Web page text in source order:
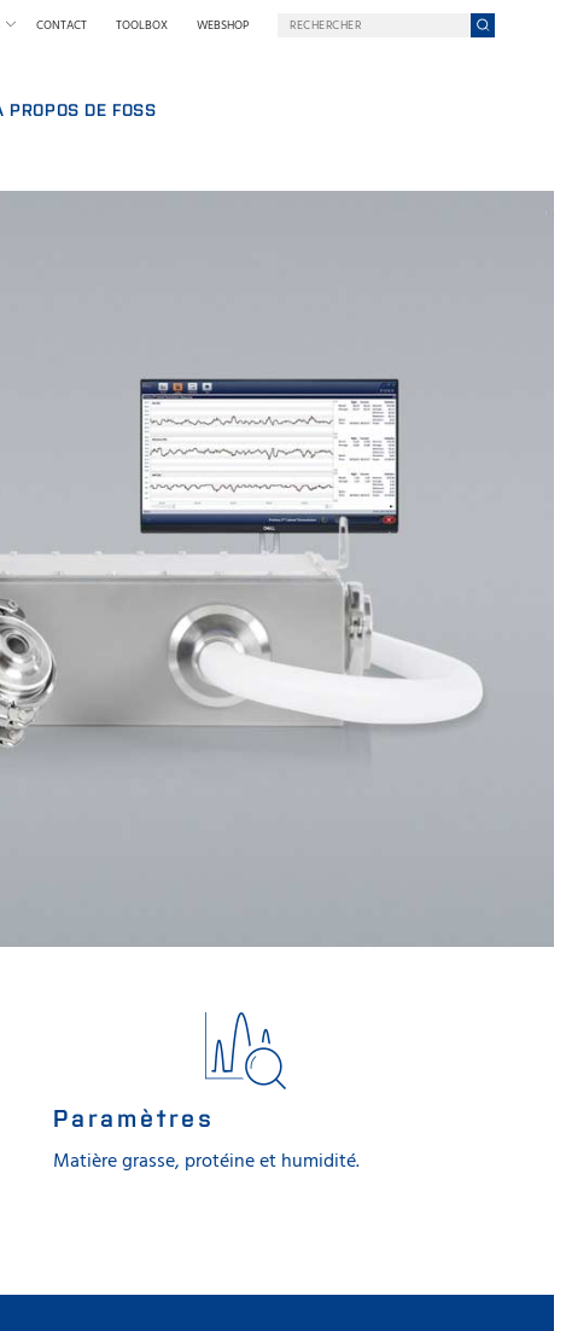
CONTACT TOOLBOX WEBSHOP
PROPOS DE FOSS
DURABLE
CONDITIONS GÉNÉRALES ET POLITIQUES
Paramètres
Matière grasse, protéine et humidité.